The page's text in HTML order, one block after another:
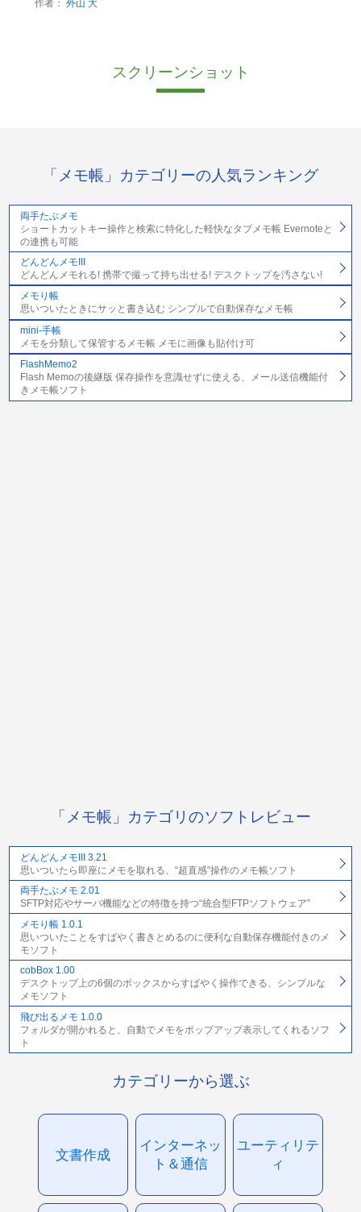
作者： 外山 大
スクリーンショット
「メモ帳」カテゴリーの人気ランキング
両手たぶメモ
ショートカットキー操作と検索に特化した軽快なタブメモ帳 Evernoteと
の連携も可能
どんどんメモIII
どんどんメモれる! 携帯で撮って持ち出せる! デスクトップを汚さない!
メモり帳
思いついたときにサッと書き込む シンプルで自動保存なメモ帳
mini-手帳
メモを分類して保管するメモ帳 メモに画像も貼付け可
FlashMemo2
Flash Memoの後継版 保存操作を意識せずに使える、メール送信機能付
きメモ帳ソフト
「メモ帳」カテゴリのソフトレビュー
どんどんメモIII 3.21
思いついたら即座にメモを取れる、“超直感”操作のメモ帳ソフト
両手たぶメモ 2.01
SFTP対応やサーバ機能などの特徴を持つ“統合型FTPソフトウェア”
メモり帳 1.0.1
思いついたことをすばやく書きとめるのに便利な自動保存機能付きのメ
モソフト
cobBox 1.00
デスクトップ上の6個のボックスからすばやく操作できる、シンプルな
メモソフト
飛び出るメモ 1.0.0
フォルダが開かれると、自動でメモをポップアップ表示してくれるソフ
ト
カテゴリーから選ぶ
文書作成
インターネッ
ト＆通信
ユーティリテ
ィ